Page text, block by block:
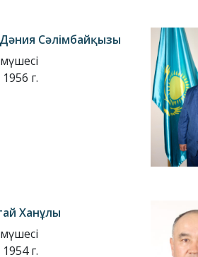
Сәлімбайқызы
1956 г.
Ханұлы
1954 г.